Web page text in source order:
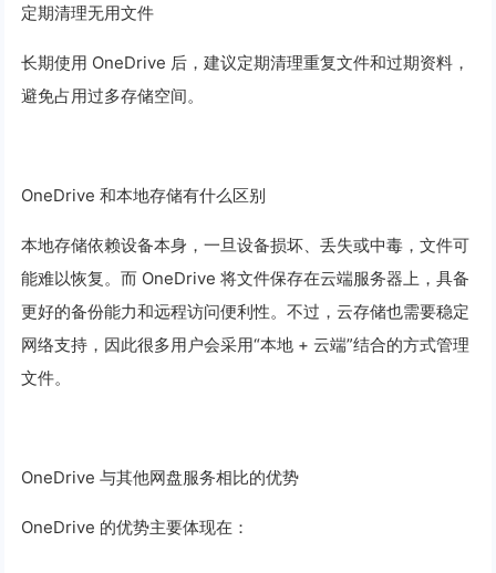
定期清理无用文件
长期使用 OneDrive 后，建议定期清理重复文件和过期资料，
避免占用过多存储空间。
OneDrive 和本地存储有什么区别
本地存储依赖设备本身，一旦设备损坏、丢失或中毒，文件可
能难以恢复。而 OneDrive 将文件保存在云端服务器上，具备
更好的备份能力和远程访问便利性。不过，云存储也需要稳定
网络支持，因此很多用户会采用“本地 + 云端”结合的方式管理
文件。
OneDrive 与其他网盘服务相比的优势
OneDrive 的优势主要体现在：